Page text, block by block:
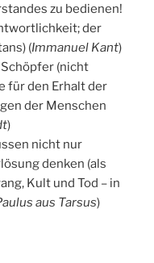
zu bedienen!
der
(Immanuel Kant)
(nicht
für den Erhalt der
der Menschen
)
nicht nur
denken (als
Kult und Tod – in
aus Tarsus)